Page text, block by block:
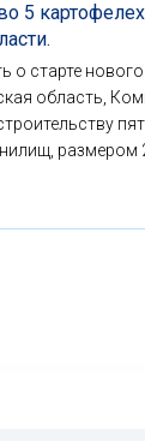
5
о старте
область,
размером